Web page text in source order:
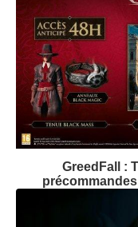
GreedFall :